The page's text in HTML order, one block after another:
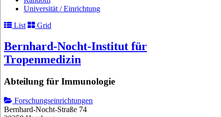
Universität / Einrichtung
List
Grid
Bernhard-Nocht-Institut für
Tropenmedizin
Abteilung für Immunologie
Forschungseinrichtungen
Bernhard-Nocht-Straße 74